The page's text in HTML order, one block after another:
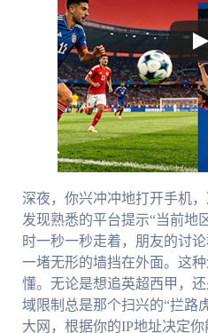
深夜，你兴冲冲地打开手机
发现熟悉的平台提示“当前地
时一秒一秒走着，朋友的讨
一堵无形的墙挡在外面。这
懂。无论是想追英超西甲，
域限制总是那个扫兴的“拦路
大网，根据你的IP地址决定